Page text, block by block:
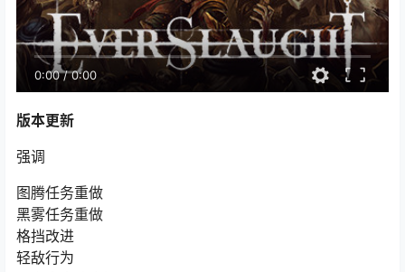
0:00/0:00
版本更新
强调
图腾任务重做
黑雾任务重做
格挡改进
轻敌行为